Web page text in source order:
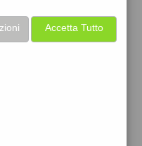
Accetta Tutto